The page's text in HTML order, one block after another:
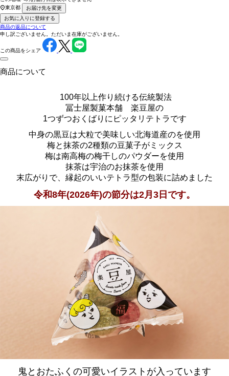
東京都
お届け先を変更
お気に入りに登録する
商品の返品について
申し訳ございません。ただいま在庫がございません。
この商品をシェア
商品について
100年以上作り続ける伝統製法
冨士屋製菓本舗 楽豆屋の
1つずつおくばりにピッタリテトラです
中身の黒豆は大粒で美味しい北海道産のを使用
梅と抹茶の2種類の豆菓子がミックス
梅は南高梅の梅干しのパウダーを使用
抹茶は宇治のお抹茶を使用
末広がりで、縁起のいいテトラ型の包装に詰めました
令和8年(2026年)の節分は2月3日です。
鬼とおたふくの可愛いイラストが入っています